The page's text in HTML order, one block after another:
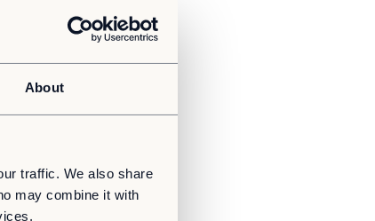
About
traffic. We also share
may combine it with